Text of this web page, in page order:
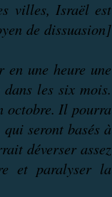
villes, Israël est
de dissuasion]
en une heure une
les six mois.
octobre. Il pourra
seront basés à
déverser assez
et paralyser la